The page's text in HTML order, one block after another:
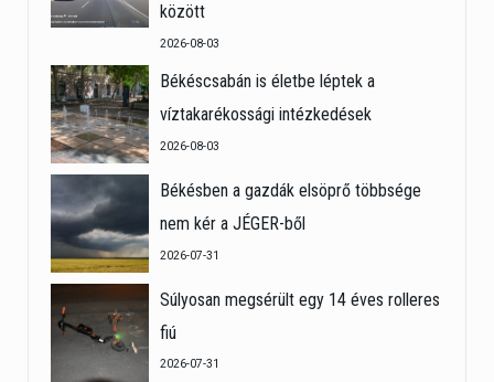
között
2026-08-03
Békéscsabán is életbe léptek a
víztakarékossági intézkedések
2026-08-03
Békésben a gazdák elsöprő többsége
nem kér a JÉGER-ből
2026-07-31
Súlyosan megsérült egy 14 éves rolleres
fiú
2026-07-31